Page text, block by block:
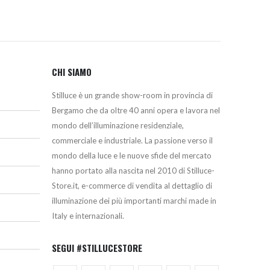
CHI SIAMO
Stilluce è un grande show-room in provincia di
Bergamo che da oltre 40 anni opera e lavora nel
mondo dell’illuminazione residenziale,
commerciale e industriale. La passione verso il
mondo della luce e le nuove sfide del mercato
hanno portato alla nascita nel 2010 di Stilluce-
Store.it, e-commerce di vendita al dettaglio di
illuminazione dei più importanti marchi made in
Italy e internazionali.
SEGUI #STILLUCESTORE